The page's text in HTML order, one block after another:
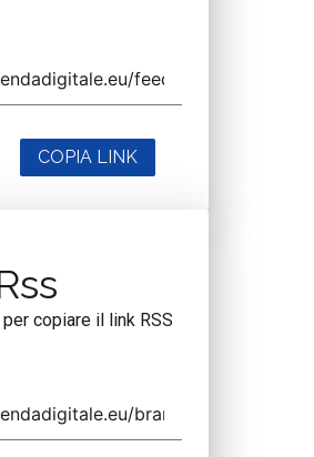
COPIA LINK
copiare il link RSS